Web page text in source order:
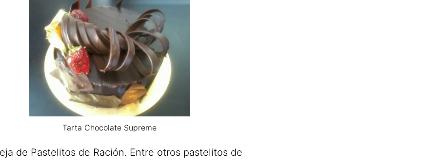
Tarta Chocolate Supreme
de Pastelitos de Ración. Entre otros pastelitos de